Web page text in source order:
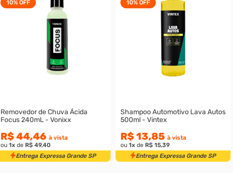
10% OFF
Removedor de Chuva Ácida
Focus 240mL - Vonixx
R$ 44,46 à vista
ou 1x de R$ 49,40
Entrega Expressa Grande SP
10% OFF
Shampoo Automotivo Lava Autos
500ml - Vintex
R$ 13,85 à vista
ou 1x de R$ 15,39
Entrega Expressa Grande SP